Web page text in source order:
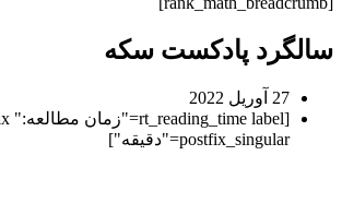
سالگرد پادکست سکه
27 آوریل 2022
postfix_singular="دقیقه"]